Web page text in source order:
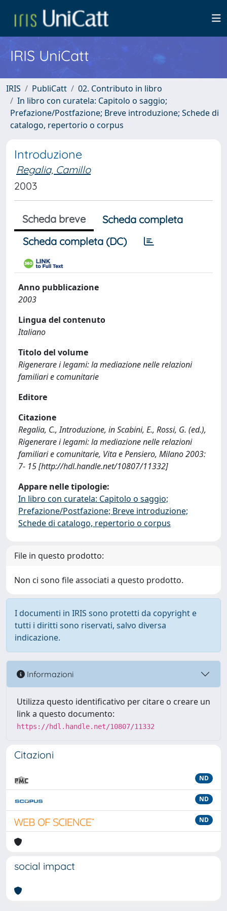
IRIS UniCatt
IRIS PubliCatt
02. Contributo in libro
In libro con curatela: Capitolo o saggio;
Prefazione/Postfazione; Breve introduzione; Schede di
catalogo, repertorio o corpus
Introduzione
Regalia, Camillo
2003
Scheda breve
Scheda completa
Scheda completa (DC)
Anno pubblicazione
2003
Lingua del contenuto
Italiano
Titolo del volume
Rigenerare i legami: la mediazione nelle relazioni
familiari e comunitarie
Editore
Citazione
Regalia, C., Introduzione, in Scabini, E., Rossi, G. (ed.),
Rigenerare i legami: la mediazione nelle relazioni
familiari e comunitarie, Vita e Pensiero, Milano 2003:
7- 15 [http://hdl.handle.net/10807/11332]
Appare nelle tipologie:
In libro con curatela: Capitolo o saggio;
Prefazione/Postfazione; Breve introduzione;
Schede di catalogo, repertorio o corpus
File in questo prodotto:
Non ci sono file associati a questo prodotto.
I documenti in IRIS sono protetti da copyright e
tutti i diritti sono riservati, salvo diversa
indicazione.
Informazioni
Utilizza questo identificativo per citare o creare un
link a questo documento:
https://hdl.handle.net/10807/11332
Citazioni
ND
ND
ND
social impact